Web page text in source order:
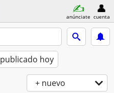
anúnciate cuenta
publicado hoy
+ nuevo